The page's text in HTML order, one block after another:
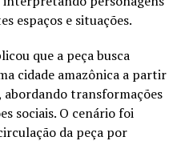
espaços e situações.
que a peça busca
cidade amazônica a partir
transformações
sociais. O cenário foi
da peça por